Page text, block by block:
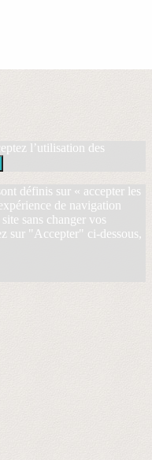
l’utilisation des
définis sur « accepter les
de navigation
sans changer vos
sur "Accepter" ci-dessous,